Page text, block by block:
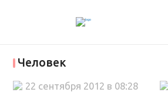
Человек
22 сентября 2012 в 08:28